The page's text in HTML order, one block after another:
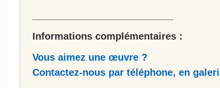
Informations complémentaires :
Vous aimez une œuvre ?
Contactez-nous par téléphone, en